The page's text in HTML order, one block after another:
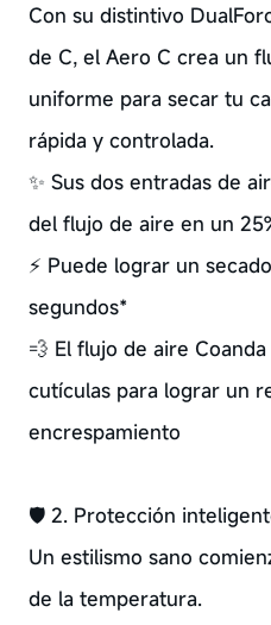
Con su distintivo
de C, el Aero C crea un
uniforme para secar tu
rápida y controlada.
✨ Sus dos entradas de
del flujo de aire en un
⚡ Puede lograr un
segundos*
💨 El flujo de aire
cutículas para lograr un
encrespamiento
🛡️ 2. Protección
Un estilismo sano
de la temperatura.